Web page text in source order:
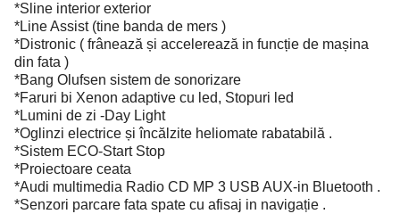
*Sline interior exterior
*Line Assist (tine banda de mers )
*Distronic ( frânează și accelerează in funcție de mașina
din fata )
*Bang Olufsen sistem de sonorizare
*Faruri bi Xenon adaptive cu led, Stopuri led
*Lumini de zi -Day Light
*Oglinzi electrice și încălzite heliomate rabatabilă .
*Sistem ECO-Start Stop
*Proiectoare ceata
*Audi multimedia Radio CD MP 3 USB AUX-in Bluetooth .
*Senzori parcare fata spate cu afisaj in navigație .